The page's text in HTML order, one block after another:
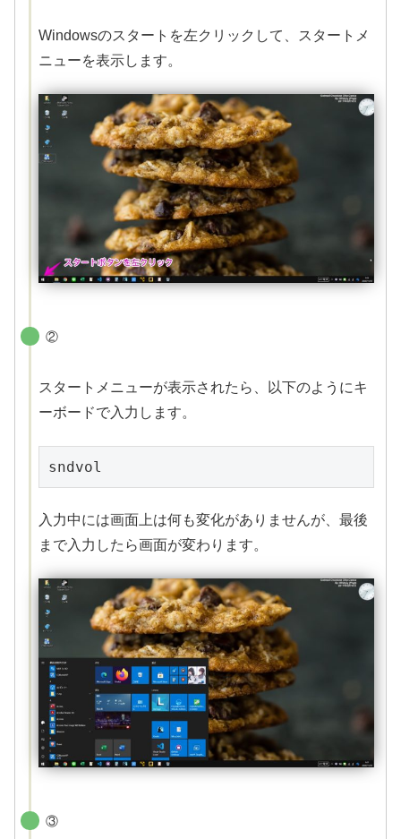
Windowsのスタートを左クリックして、スタートメ
ニューを表示します。
②
スタートメニューが表示されたら、以下のようにキ
ーボードで入力します。
sndvol
入力中には画面上は何も変化がありませんが、最後
まで入力したら画面が変わります。
③